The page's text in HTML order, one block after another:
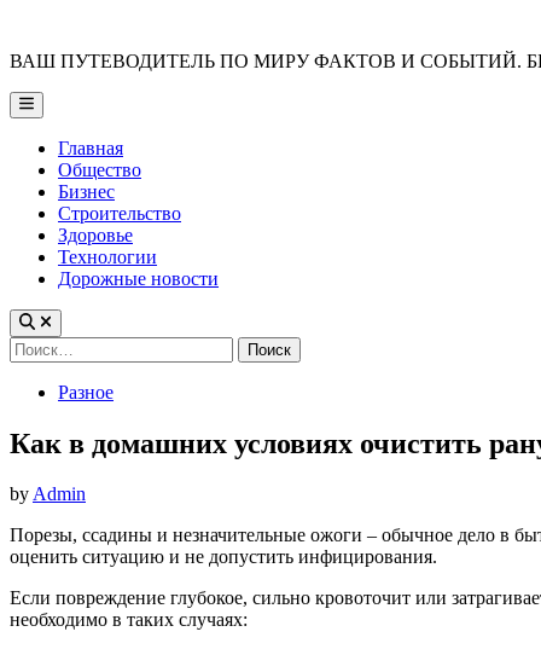
content
ВАШ ПУТЕВОДИТЕЛЬ ПО МИРУ ФАКТОВ И СОБЫТИЙ.
Main
Menu
Главная
Общество
Бизнес
Строительство
Здоровье
Технологии
Дорожные новости
Найти:
PostedРазное
Как в домашних условиях очистить
byAdmin
Порезы, ссадины и незначительные ожоги – обычное дело в
оценить ситуацию и не допустить инфицирования.
Если повреждение глубокое, сильно кровоточит или
необходимо в таких случаях: